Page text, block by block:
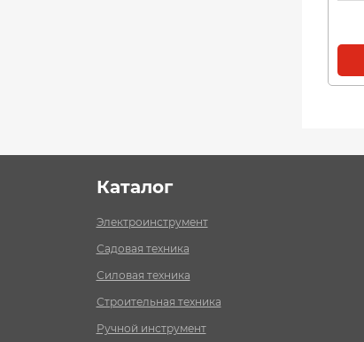
Каталог
Электроинструмент
Садовая техника
Силовая техника
Строительная техника
Ручной инструмент